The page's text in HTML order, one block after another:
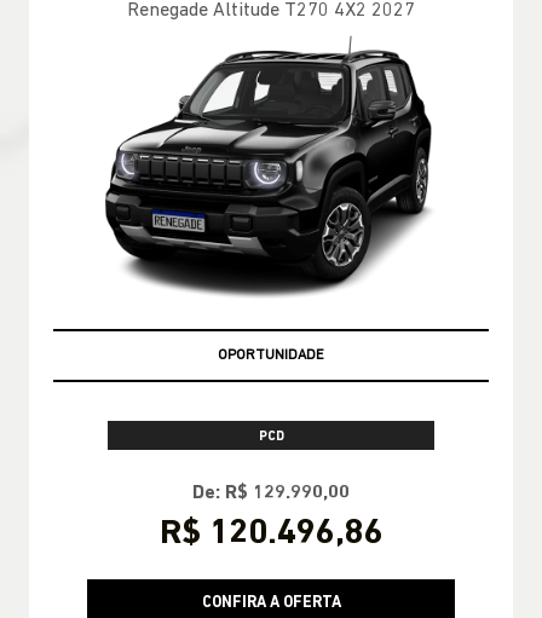
Renegade Altitude T270 4X2 2027
OPORTUNIDADE
PCD
De: R$ 129.990,00
R$ 120.496,86
CONFIRA A OFERTA